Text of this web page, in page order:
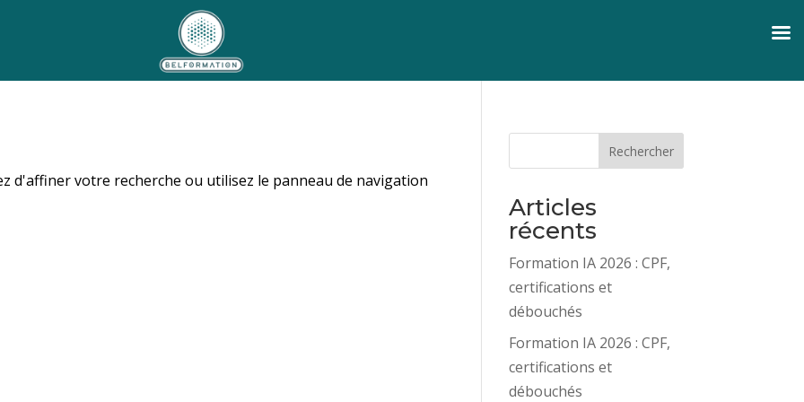
d'affiner votre recherche ou utilisez le panneau de navigation
Rechercher
Articles
récents
Formation IA 2026 : CPF,
certifications et
débouchés
Formation IA 2026 : CPF,
certifications et
débouchés